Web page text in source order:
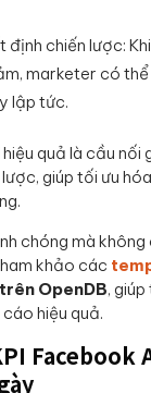
định chiến lược:
marketer có
lập tức.
hiệu quả là cầu nối
giúp tối ưu
chóng mà
khảo các
trên OpenDB,
hiệu quả.
Facebook